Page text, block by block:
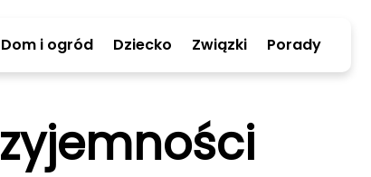
Dom i ogród Dziecko Związki Porady